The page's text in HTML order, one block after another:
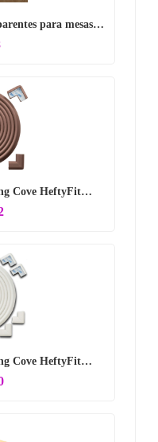
para mesas…
Cove HeftyFit…
Cove HeftyFit…